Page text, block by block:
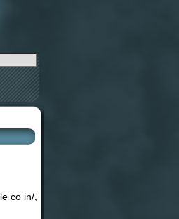
co in/,